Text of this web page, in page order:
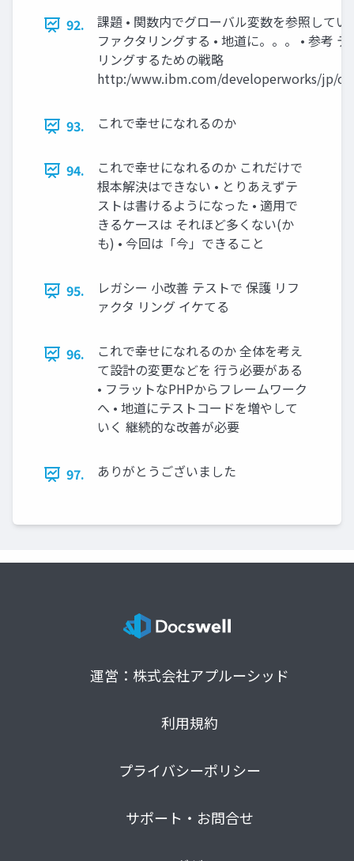
92.
課題 • 関数内でグローバル変数を参照して
ファクタリングする • 地道に。。。 • 参考
リングするための戦略
http:/www.ibm.com/developerworks/jp/
93. これで幸せになれるのか
94.
これで幸せになれるのか これだけで
根本解決はできない • とりあえずテ
ストは書けるようになった • 適用で
きるケースは それほど多くない(か
も) • 今回は「今」できること
95.
レガシー 小改善 テストで 保護 リフ
ァクタ リング イケてる
96.
これで幸せになれるのか 全体を考え
て設計の変更などを 行う必要がある
• フラットなPHPからフレームワーク
へ • 地道にテストコードを増やして
いく 継続的な改善が必要
97. ありがとうございました
運営：株式会社アプルーシッド
利用規約
プライバシーポリシー
サポート・お問合せ